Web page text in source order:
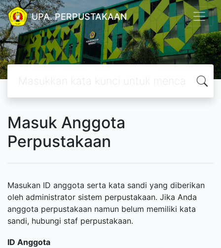
UPA. PERPUSTAKAAN
Masuk Anggota
Perpustakaan
Masukan ID anggota serta kata sandi yang diberikan
oleh administrator sistem perpustakaan. Jika Anda
anggota perpustakaan namun belum memiliki kata
sandi, hubungi staf perpustakaan.
ID Anggota